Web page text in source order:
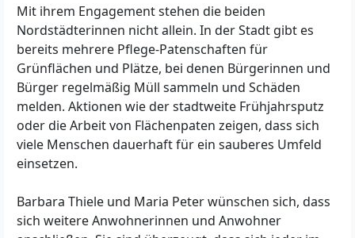
Mit ihrem Engagement stehen die beiden
Nordstädterinnen nicht allein. In der Stadt gibt es
bereits mehrere Pflege-Patenschaften für
Grünflächen und Plätze, bei denen Bürgerinnen und
Bürger regelmäßig Müll sammeln und Schäden
melden. Aktionen wie der stadtweite Frühjahrsputz
oder die Arbeit von Flächenpaten zeigen, dass sich
viele Menschen dauerhaft für ein sauberes Umfeld
einsetzen.
Barbara Thiele und Maria Peter wünschen sich, dass
sich weitere Anwohnerinnen und Anwohner